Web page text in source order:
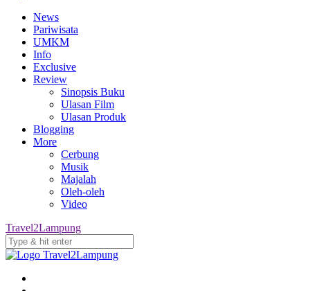
News
Pariwisata
UMKM
Info
Exclusive
Review
Sinopsis Buku
Ulasan Film
Ulasan Produk
Blogging
More
Cerbung
Musik
Majalah
Oleh-oleh
Video
Travel2Lampung